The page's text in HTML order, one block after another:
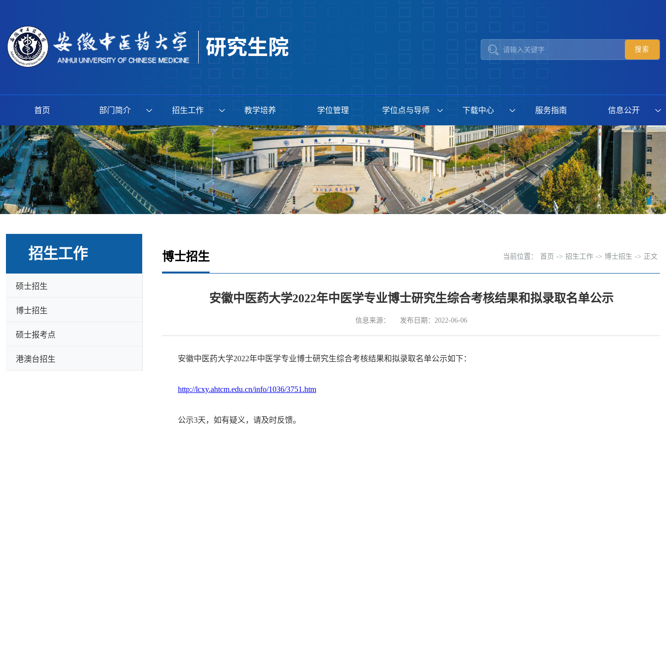
首页 部门简介 招生工作 教学培养 学位管理 学位点与导师 下载中心 服务指南 信息公开
招生工作
硕士招生
博士招生
硕士报考点
港澳台招生
博士招生 当前位置： 首页 -> 招生工作 -> 博士招生 -> 正文
安徽中医药大学2022年中医学专业博士研究生综合考核结果和拟录取名单公示
信息来源： 发布日期：2022-06-06
安徽中医药大学2022年中医学专业博士研究生综合考核结果和拟录取名单公示如下：
http://lcxy.ahtcm.edu.cn/info/1036/3751.htm
公示3天，如有疑义，请及时反馈。